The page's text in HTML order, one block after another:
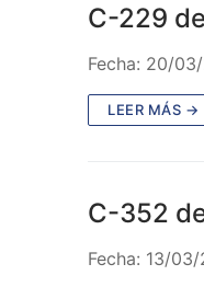
C-229
Fecha: 20/
LEER MÁS →
C-352
Fecha: 13/